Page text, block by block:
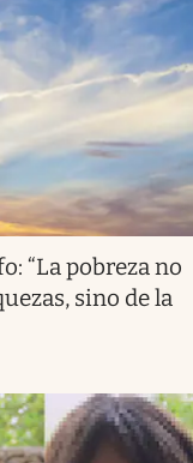
“La pobreza no
sino de la